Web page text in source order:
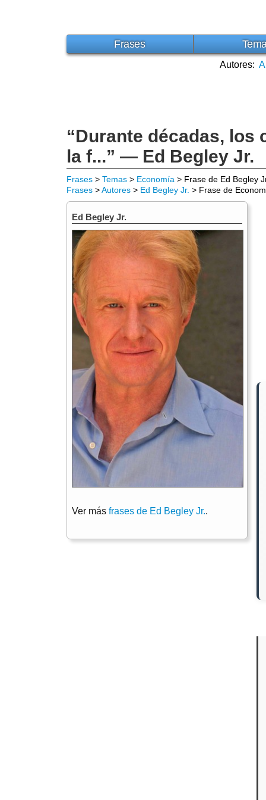
Frases
Autores: A
“Durante décadas,
la f...” — Ed Begley Jr.
Frases > Temas > Economía > Frase de Ed Begley
Frases >Autores > Ed Begley Jr. > Frase de
Ed Begley Jr.
Ver más frases de Ed Begley Jr..